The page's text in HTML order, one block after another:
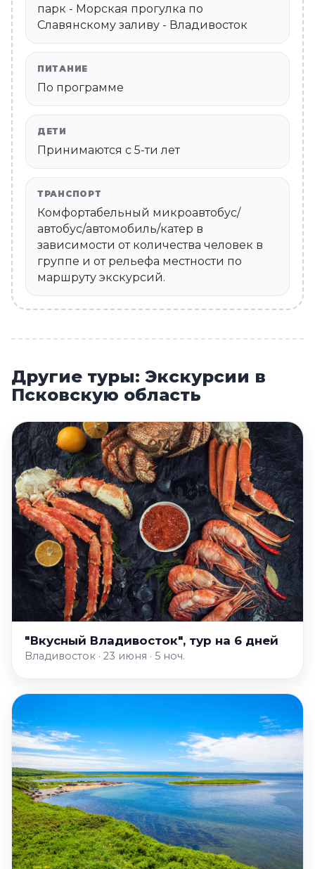
парк - Морская прогулка по
Славянскому заливу - Владивосток
ПИТАНИЕ
По программе
ДЕТИ
Принимаются c 5-ти лет
ТРАНСПОРТ
Комфортабельный микроавтобус/
автобус/автомобиль/катер в
зависимости от количества человек в
группе и от рельефа местности по
маршруту экскурсий.
Другие туры: Экскурсии в
Псковскую область
"Вкусный Владивосток", тур на 6 дней
Владивосток · 23 июня · 5 ноч.